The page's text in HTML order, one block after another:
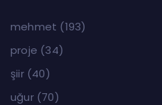
mehmet (193)
proje (34)
şiir(40)
uğur(70)